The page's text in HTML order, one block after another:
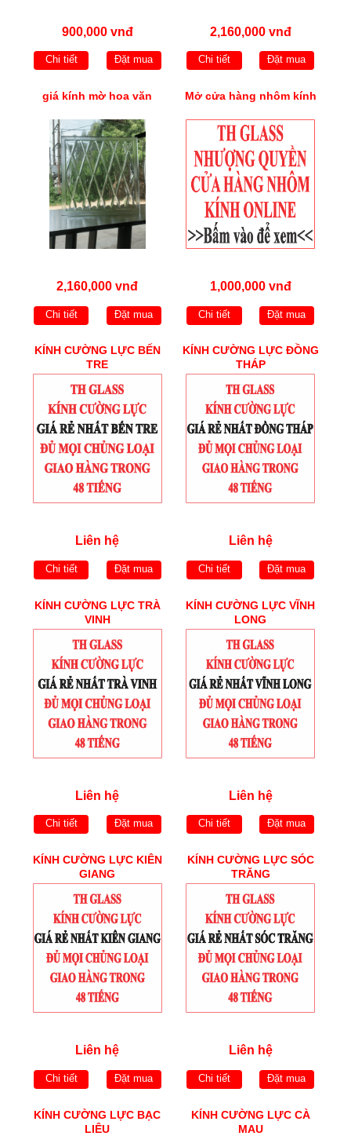
900,000 vnđ
Chi tiết Đặt mua
2,160,000 vnđ
Chi tiết Đặt mua
giá kính mờ hoa văn
2,160,000 vnđ
Chi tiết Đặt mua
Mở cửa hàng nhôm kính
1,000,000 vnđ
Chi tiết Đặt mua
KÍNH CƯỜNG LỰC BẾN
TRE
Liên hệ
Chi tiết Đặt mua
KÍNH CƯỜNG LỰC ĐỒNG
THÁP
Liên hệ
Chi tiết Đặt mua
KÍNH CƯỜNG LỰC TRÀ
VINH
Liên hệ
Chi tiết Đặt mua
KÍNH CƯỜNG LỰC VĨNH
LONG
Liên hệ
Chi tiết Đặt mua
KÍNH CƯỜNG LỰC KIÊN
GIANG
Liên hệ
Chi tiết Đặt mua
KÍNH CƯỜNG LỰC SÓC
TRĂNG
Liên hệ
Chi tiết Đặt mua
KÍNH CƯỜNG LỰC BẠC
LIÊU
KÍNH CƯỜNG LỰC CÀ
MAU